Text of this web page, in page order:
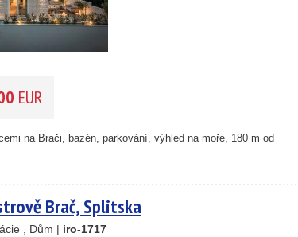
EUR
na Brači, bazén, parkování, výhled na moře, 180 m od
Brač, Splitska
, Dům | iro-1717